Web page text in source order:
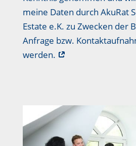
meine Daten durch AkuRat
Estate e.K. zu Zwecken der
Anfrage bzw.
werden.